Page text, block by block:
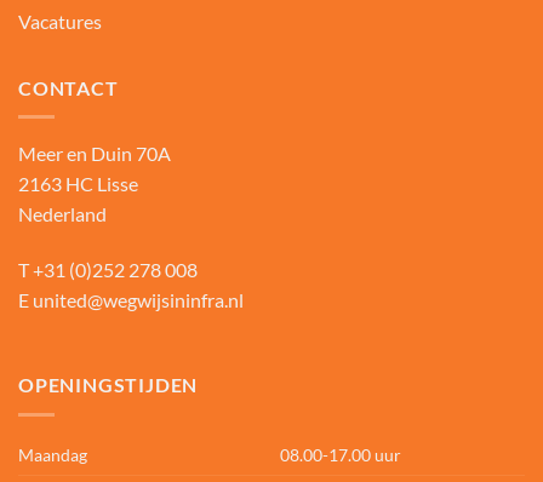
Vacatures
CONTACT
Meer en Duin 70A
2163 HC Lisse
Nederland
T+31 (0)252 278 008
E united@wegwijsininfra.nl
OPENINGSTIJDEN
Maandag
08.00-17.00 uur